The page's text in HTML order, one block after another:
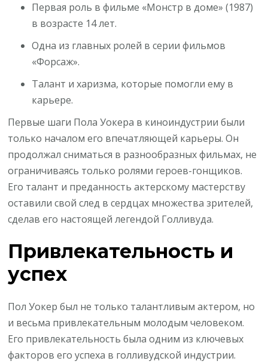
Первая роль в фильме «Монстр в доме» (1987)
в возрасте 14 лет.
Одна из главных ролей в серии фильмов
«Форсаж».
Талант и харизма, которые помогли ему в
карьере.
Первые шаги Пола Уокера в киноиндустрии были
только началом его впечатляющей карьеры. Он
продолжал сниматься в разнообразных фильмах, не
ограничиваясь только ролями героев-гонщиков.
Его талант и преданность актерскому мастерству
оставили свой след в сердцах множества зрителей,
сделав его настоящей легендой Голливуда.
Привлекательность и
успех
Пол Уокер был не только талантливым актером, но
и весьма привлекательным молодым человеком.
Его привлекательность была одним из ключевых
факторов его успеха в голливудской индустрии.